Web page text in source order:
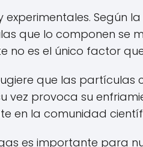
Según
que lo componen se
no es el único factor
que las
provoca su
en la comunidad
es importante para